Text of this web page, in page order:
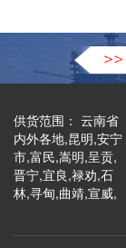
供货范围： 云南省
内外各地,昆明,安宁
市,富民,嵩明,呈贡,
晋宁,宜良,禄劝,石
林,寻甸,曲靖,宣威,